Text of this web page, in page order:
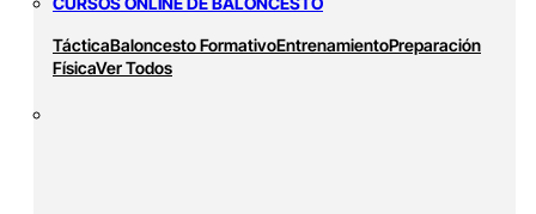
TácticaBaloncesto FormativoEntrenamientoPreparación
FísicaVer Todos